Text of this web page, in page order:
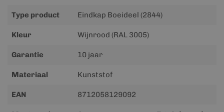
Type product Eindkap Boeideel (2844)
Kleur Wijnrood (RAL 3005)
Garantie 10 jaar
Materiaal Kunststof
EAN 8712058129092